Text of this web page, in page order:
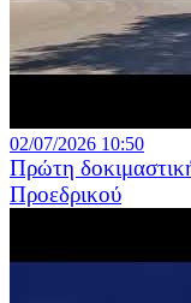
02/07/2026 10:50
Πρώτη
Προεδρικού